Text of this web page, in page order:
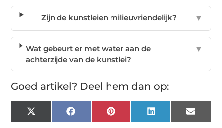
Zijn de kunstleien milieuvriendelijk? ▼
Wat gebeurt er met water aan de
achterzijde van de kunstlei?
▼
Goed artikel? Deel hem dan op:
X
(Twitter)
FacebookPinterest LinkedIn Email